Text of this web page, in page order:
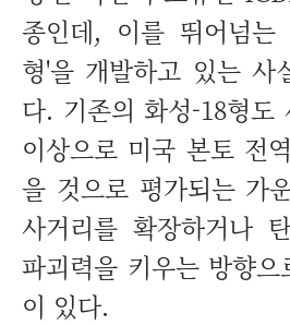
종인데, 이를 뛰어넘는
형'을 개발하고 있는 사
다. 기존의 화성-18형도
이상으로 미국 본토 전
을 것으로 평가되는 가
사거리를 확장하거나
파괴력을 키우는 방향
이 있다.